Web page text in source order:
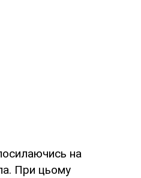
на
При цьому